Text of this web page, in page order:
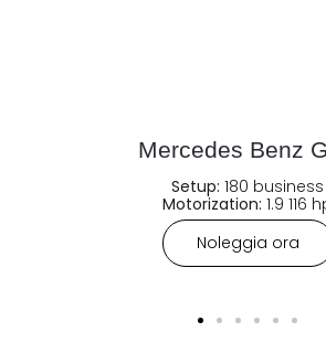
Mercedes Benz
Setup: 180 business
Motorization: 1.9 116
Noleggia ora